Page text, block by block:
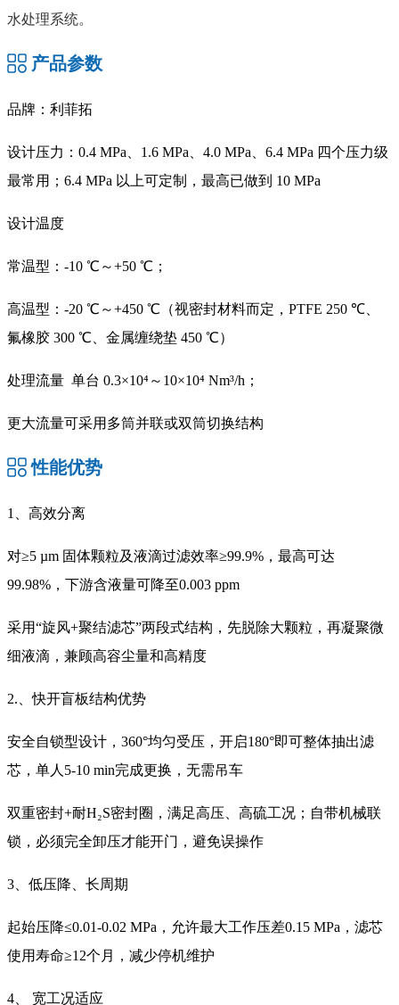
水处理系统。
产品参数
品牌：利菲拓
设计压力：0.4 MPa、1.6 MPa、4.0 MPa、6.4 MPa 四个压力级
最常用；6.4 MPa 以上可定制，最高已做到 10 MPa
设计温度
常温型：-10 ℃～+50 ℃；
高温型：-20 ℃～+450 ℃（视密封材料而定，PTFE 250 ℃、
氟橡胶 300 ℃、金属缠绕垫 450 ℃）
处理流量 单台 0.3×10⁴～10×10⁴ Nm³/h；
更大流量可采用多筒并联或双筒切换结构
性能优势
1、高效分离
对≥5 µm 固体颗粒及液滴过滤效率≥99.9%，最高可达
99.98%，下游含液量可降至0.003 ppm
采用“旋风+聚结滤芯”两段式结构，先脱除大颗粒，再凝聚微
细液滴，兼顾高容尘量和高精度
2.、快开盲板结构优势
安全自锁型设计，360°均匀受压，开启180°即可整体抽出滤
芯，单人5-10 min完成更换，无需吊车
双重密封+耐H₂S密封圈，满足高压、高硫工况；自带机械联
锁，必须完全卸压才能开门，避免误操作
3、低压降、长周期
起始压降≤0.01-0.02 MPa，允许最大工作压差0.15 MPa，滤芯
使用寿命≥12个月，减少停机维护
4、 宽工况适应